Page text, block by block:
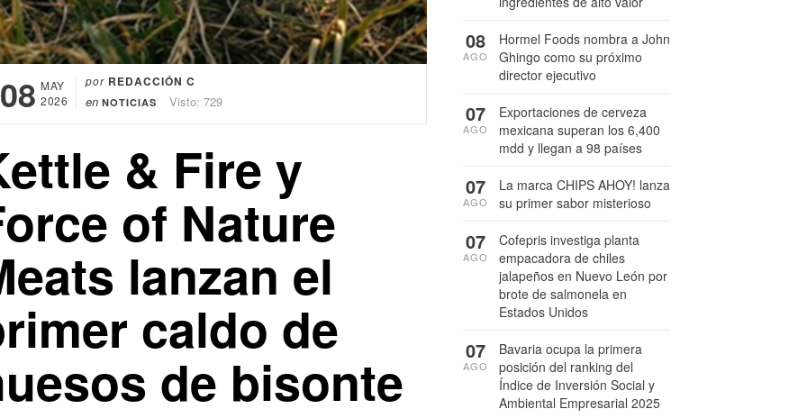
08 MAY
2026
por REDACCIÓN C
en NOTICIAS Visto: 729
& Fire y
of Nature
lanzan el
caldo de
de bisonte
Hormel Foods nombra a John
Ghingo como su próximo
director ejecutivo
08
AGO
Exportaciones de cerveza
mexicana superan los 6,400
mdd y llegan a 98 países
07
AGO
La marca CHIPS AHOY! lanza
su primer sabor misterioso
07
AGO
Cofepris investiga planta
empacadora de chiles
jalapeños en Nuevo León por
brote de salmonela en
Estados Unidos
07
AGO
Bavaria ocupa la primera
posición del ranking del
Índice de Inversión Social y
Ambiental Empresarial 2025
07
AGO